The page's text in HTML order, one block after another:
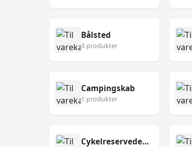
Bålsted
3 produkter
Campingskab
1 produkter
Cykelreservedele